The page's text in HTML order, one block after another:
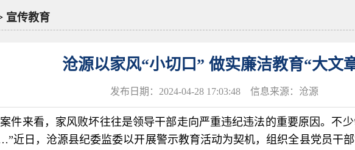
宣传教育
沧源以家风“小切口” 做实廉洁教育“大文
发布日期：2024-04-28 17:03:48 信息来源：沧源
件来看，家风败坏往往是领导干部走向严重违纪违法的重要原因。不
近日，沧源县纪委监委以开展警示教育活动为契机，组织全县党员干